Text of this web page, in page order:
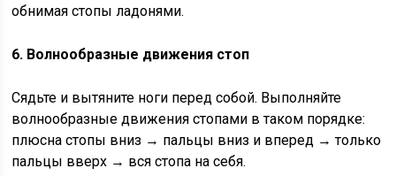
обнимая стопы ладонями.
6. Волнообразные движения стоп
Сядьте и вытяните ноги перед собой. Выполняйте
волнообразные движения стопами в таком порядке:
плюсна стопы вниз → пальцы вниз и вперед → только
пальцы вверх → вся стопа на себя.